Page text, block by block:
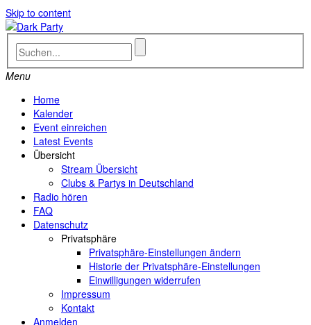
Skip to content
Menu
Home
Kalender
Event einreichen
Latest Events
Übersicht
Stream Übersicht
Clubs & Partys in Deutschland
Radio hören
FAQ
Datenschutz
Privatsphäre
Privatsphäre-Einstellungen ändern
Historie der Privatsphäre-Einstellungen
Einwilligungen widerrufen
Impressum
Kontakt
Anmelden